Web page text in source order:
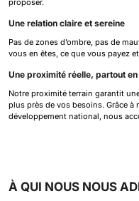
proposer.
Une relation claire et sereine
Pas de zones d’ombre, pas de
vous en êtes, ce que vous payez
Une proximité réelle, partout
Notre proximité terrain garantit
plus près de vos besoins. Grâce
développement national, nous
À QUI NOUS NOUS